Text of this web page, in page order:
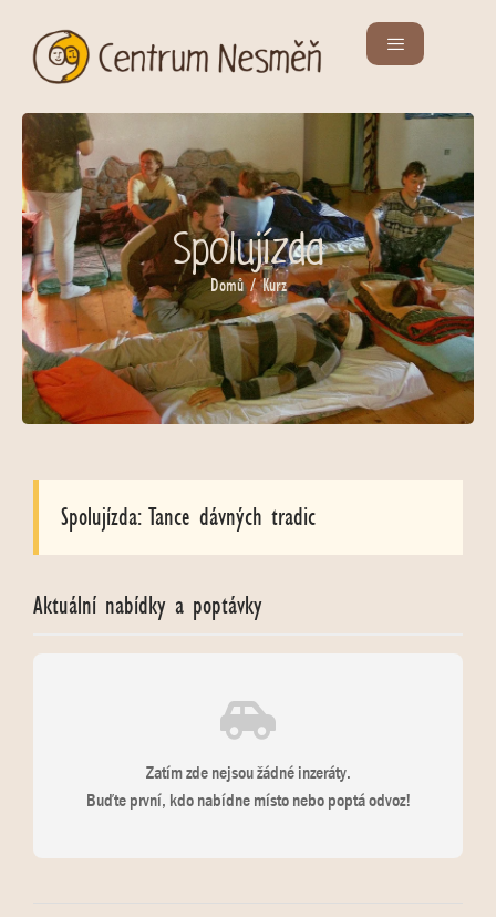
Spolujízda
Domů/ Kurz
Spolujízda: Tance dávných tradic
Aktuální nabídky a poptávky
Zatím zde nejsou žádné inzeráty.
Buďte první, kdo nabídne místo nebo poptá odvoz!